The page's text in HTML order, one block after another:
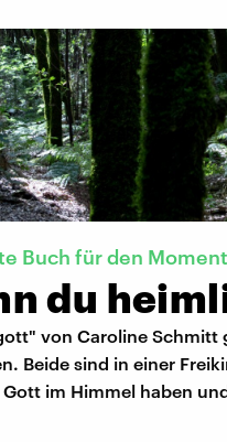
Buch für den
du
von Caroline Schmitt
Beide sind in einer
Gott im Himmel haben